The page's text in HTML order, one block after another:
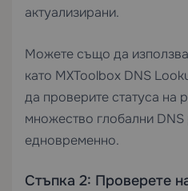
актуализирани.
Можете също да
като MXToolbox DNS
да проверите статуса на
множество глобални
едновременно.
Стъпка 2: Проверете